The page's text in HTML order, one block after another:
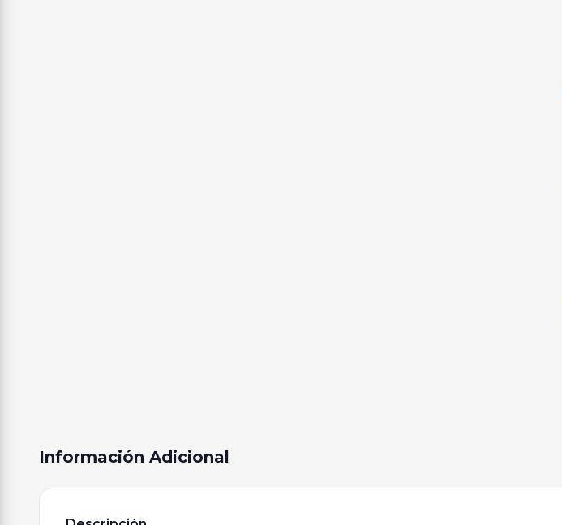
Información Adicional